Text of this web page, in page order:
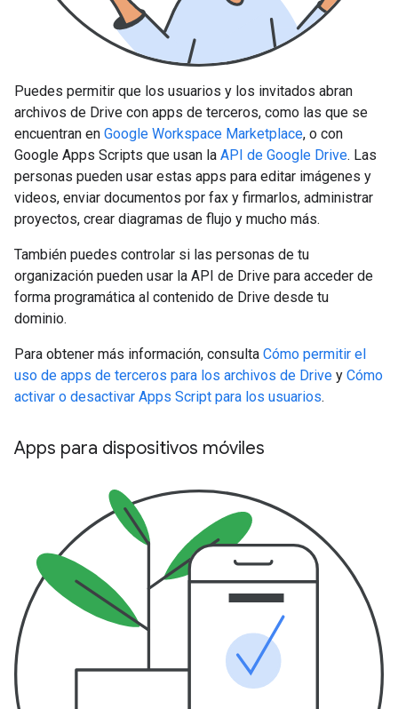
Puedes permitir que los usuarios y los invitados abran
archivos de Drive con apps de terceros, como las que se
encuentran en Google Workspace Marketplace, o con
Google Apps Scripts que usan la API de Google Drive. Las
personas pueden usar estas apps para editar imágenes y
videos, enviar documentos por fax y firmarlos, administrar
proyectos, crear diagramas de flujo y mucho más.
También puedes controlar si las personas de tu
organización pueden usar la API de Drive para acceder de
forma programática al contenido de Drive desde tu
dominio.
Para obtener más información, consulta Cómo permitir el
uso de apps de terceros para los archivos de Drive y Cómo
activar o desactivar Apps Script para los usuarios.
Apps para dispositivos móviles